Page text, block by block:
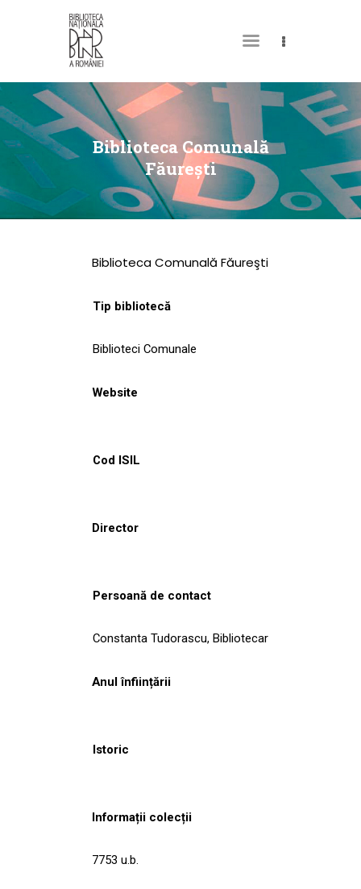
Biblioteca Comunală
Făureşti
DESPRE NOI
PERMISUL MEU DE
BIBLIOTECĂ
CATALOAGE ȘI
COLECȚII
CULTURALE
NOUTĂȚI
Biblioteca Comunală Făureşti
Tip bibliotecă
Biblioteci Comunale
Website
Cod ISIL
Director
Persoană de contact
Constanta Tudorascu, Bibliotecar
Anul înființării
Istoric
Informații colecții
7753 u.b.